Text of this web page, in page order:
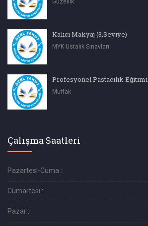
Güzellik
Kalıcı Makyaj (3.Seviye)
MYK Ustalık Sınavları
Profesyonel Pastacılık Eğitimi
Mutfak
Çalışma Saatleri
Pazartesi-Cuma :
Cumartesi :
Pazar :